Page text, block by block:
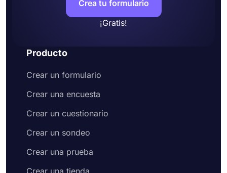
Crea tu formulario
¡Gratis!
Producto
Crear un formulario
Crear una encuesta
Crear un cuestionario
Crear un sondeo
Crear una prueba
Crear una tienda